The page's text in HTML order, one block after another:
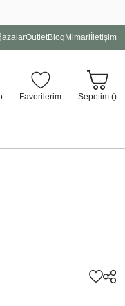
OutletBlog Mimari İletişim
Favorilerim Sepetim ()